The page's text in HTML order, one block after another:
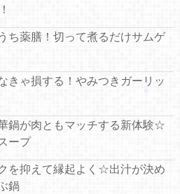
ち薬膳！切って煮るだけサムゲ
きゃ損する！やみつきガーリッ
鍋が肉ともマッチする新体験☆
ープ
を抑えて縁起よく☆出汁が決め
鍋